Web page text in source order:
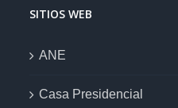
SITIOS WEB
ANE
Casa Presidencial